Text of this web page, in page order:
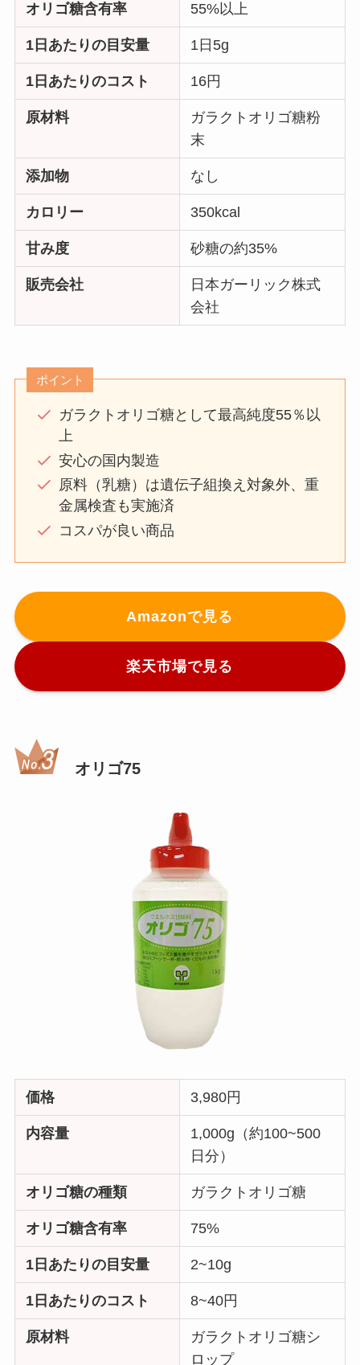
オリゴ糖含有率 55%以上
1日あたりの目安量 1日5g
1日あたりのコスト 16円
原材料
ガラクトオリゴ糖粉
末
添加物 なし
カロリー 350kcal
甘み度 砂糖の約35%
販売会社
日本ガーリック株式
会社
ポイント
ガラクトオリゴ糖として最高純度55％以
上
安心の国内製造
原料（乳糖）は遺伝子組換え対象外、重
金属検査も実施済
コスパが良い商品
Amazonで見る
楽天市場で見る
オリゴ75
価格 3,980円
内容量
1,000g（約100~500
日分）
オリゴ糖の種類 ガラクトオリゴ糖
オリゴ糖含有率 75%
1日あたりの目安量 2~10g
1日あたりのコスト 8~40円
原材料
ガラクトオリゴ糖シ
ロップ